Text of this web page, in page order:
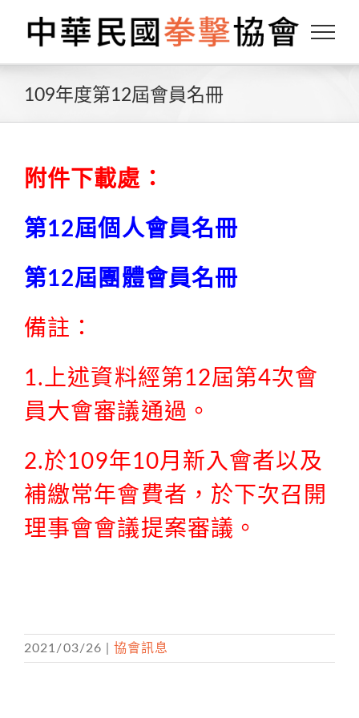
content
109年度第12屆會員名冊
附件下載處：
第12屆個人會員名冊
第12屆團體會員名冊
備註：
1.上述資料經第12屆第4次會
員大會審議通過。
2.於109年10月新入會者以及
補繳常年會費者，於下次召開
理事會會議提案審議。
2021/03/26 協會訊息